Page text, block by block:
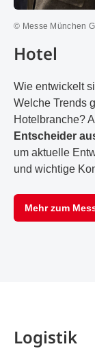
© Messe München
Hotel
Wie entwickelt
Welche Trends
Hotelbranche?
Entscheider
um aktuelle
und wichtige
Mehr zum
Logistik